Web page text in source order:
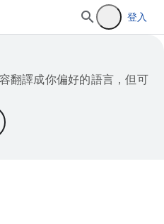
登入
翻譯成你偏好的語言，但可